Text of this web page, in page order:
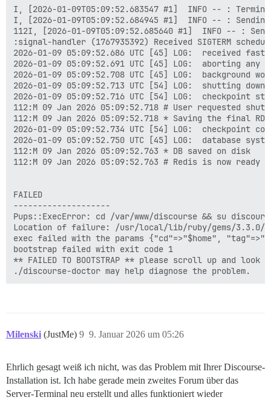
I, [2026-01-09T05:09:52.683547 #1]  INFO -- :
I, [2026-01-09T05:09:52.684945 #1]  INFO -- :
112I, [2026-01-09T05:09:52.685640 #1]  INFO -- :
:signal-handler (1767935392) Received SIGTERM
2026-01-09 05:09:52.686 UTC [45] LOG:  received fast
2026-01-09 05:09:52.691 UTC [45] LOG:  aborting
2026-01-09 05:09:52.708 UTC [45] LOG:
2026-01-09 05:09:52.713 UTC [54] LOG:  shutting down
2026-01-09 05:09:52.716 UTC [54] LOG:  checkpoint
112:M 09 Jan 2026 05:09:52.718 # User requested
112:M 09 Jan 2026 05:09:52.718 * Saving the final
2026-01-09 05:09:52.734 UTC [54] LOG:
2026-01-09 05:09:52.750 UTC [45] LOG:  database
112:M 09 Jan 2026 05:09:52.763 * DB saved on disk
112:M 09 Jan 2026 05:09:52.763 # Redis is now
FAILED
--------------------
Pups::ExecError: cd /var/www/discourse && su
Location of failure: /usr/local/lib/ruby/gems/3.3.0/
exec failed with the params {"cd"=>"$home",
bootstrap failed with exit code 1
** FAILED TO BOOTSTRAP ** please scroll up and
Milenski (JustMe) 9. Januar 2026 um 05:26
9
Ehrlich gesagt weiß ich nicht, was das Problem mit Ihrer Discourse-
Installation ist. Ich habe gerade mein zweites Forum über das
Server-Terminal neu erstellt und alles funktioniert wieder